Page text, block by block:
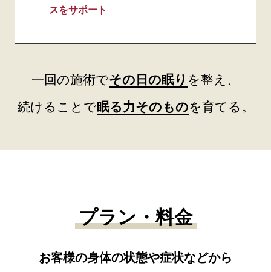
スをサポート
一回の施術でその日の眠り を整え、
続けることで眠る力そのものを育てる。
プラン・料金
お客様の身体の状態や症状などから